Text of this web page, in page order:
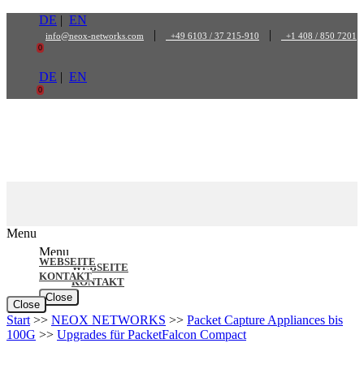
springen
DE | EN
info@neox-networks.com | +49 6103 / 37 215-910 | +1 408 / 850 7201
0
DE | EN
0
Menu
WEBSEITE
KONTAKT
Close
Menu
WEBSEITE
KONTAKT
Close
Start >> NEOX NETWORKS >> Packet Capture Appliances bis
100G >> Upgrades für PacketFalcon Compact